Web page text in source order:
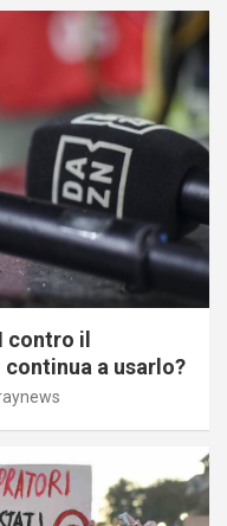
contro il
a usarlo?